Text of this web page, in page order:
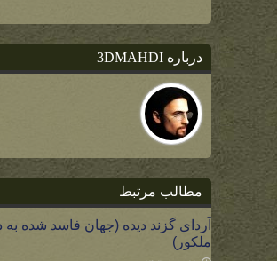
درباره 3DMAHDI
مطالب مرتبط
آردای گزند دیده (جهان فاسد شده
ملکور)